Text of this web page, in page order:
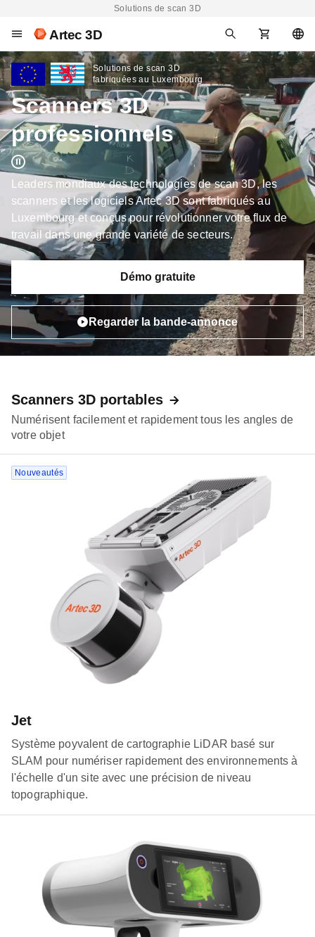
Solutions de scan 3D
Artec 3D
Scanners 3D
professionnels
Solutions de scan 3D
fabriquées au Luxembourg
Leaders mondiaux des technologies de scan 3D, les
scanners et les logiciels Artec 3D sont fabriqués au
Luxembourg et conçus pour révolutionner votre flux de
travail dans une grande variété de secteurs.
Démo gratuite
Regarder la bande-annonce
Scanners 3D portables
Numérisent facilement et rapidement tous les angles de
votre objet
Nouveautés
Jet
Système poyvalent de cartographie LiDAR basé sur
SLAM pour numériser rapidement des environnements à
l'échelle d'un site avec une précision de niveau
topographique.